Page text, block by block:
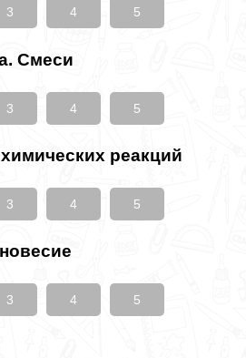
3 4 5
Смеси
3 4 5
реакций
3 4 5
3 4 5